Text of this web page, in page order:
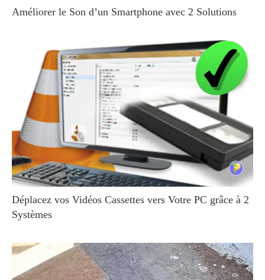
Améliorer le Son d’un Smartphone avec 2 Solutions
Déplacez vos Vidéos Cassettes vers Votre PC grâce à 2
Systèmes